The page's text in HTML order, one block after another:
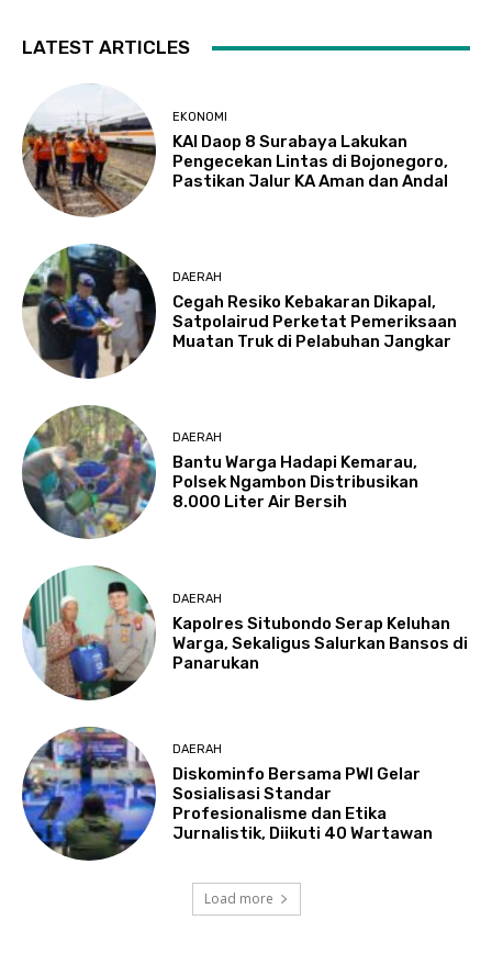
LATEST ARTICLES
EKONOMI
KAI Daop 8 Surabaya Lakukan
Pengecekan Lintas di Bojonegoro,
Pastikan Jalur KA Aman dan Andal
DAERAH
Cegah Resiko Kebakaran Dikapal,
Satpolairud Perketat Pemeriksaan
Muatan Truk di Pelabuhan Jangkar
DAERAH
Bantu Warga Hadapi Kemarau,
Polsek Ngambon Distribusikan
8.000 Liter Air Bersih
DAERAH
Kapolres Situbondo Serap Keluhan
Warga, Sekaligus Salurkan Bansos di
Panarukan
DAERAH
Diskominfo Bersama PWI Gelar
Sosialisasi Standar
Profesionalisme dan Etika
Jurnalistik, Diikuti 40 Wartawan
Load more